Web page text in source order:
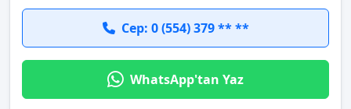
Cep: 0 (554) 379 ** **
WhatsApp'tan Yaz